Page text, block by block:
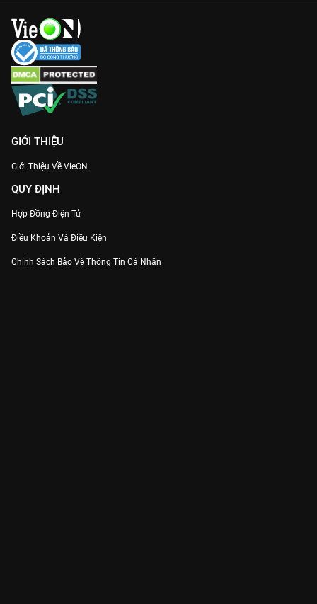
GIỚI THIỆU
Giới Thiệu Về VieON
QUY ĐỊNH
Hợp Đồng Điện Tử
Điều Khoản Và Điều Kiện
Chính Sách Bảo Vệ Thông Tin Cá Nhân